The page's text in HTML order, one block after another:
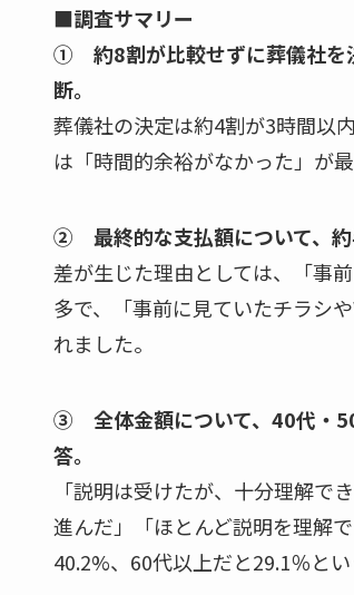
■調査サマリー
① 約8割が比較せずに葬儀社を
断。
葬儀社の決定は約4割が3時間以
は「時間的余裕がなかった」が
② 最終的な支払額について、約
差が生じた理由としては、「事
多で、「事前に見ていたチラシ
れました。
③ 全体金額について、40代・
答。
「説明は受けたが、十分理解で
進んだ」「ほとんど説明を理解
40.2%、60代以上だと29.1％とい